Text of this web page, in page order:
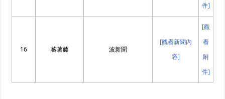
件]
16 蕃薯藤 波新聞
[觀看新聞內
容]
[觀
看
附
件]